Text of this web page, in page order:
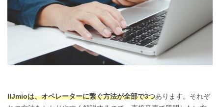
IIJmioは、オペレーターに繋ぐ方法が全部で3つあります。それぞ